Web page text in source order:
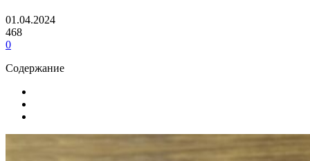
01.04.2024
468
0
Содержание